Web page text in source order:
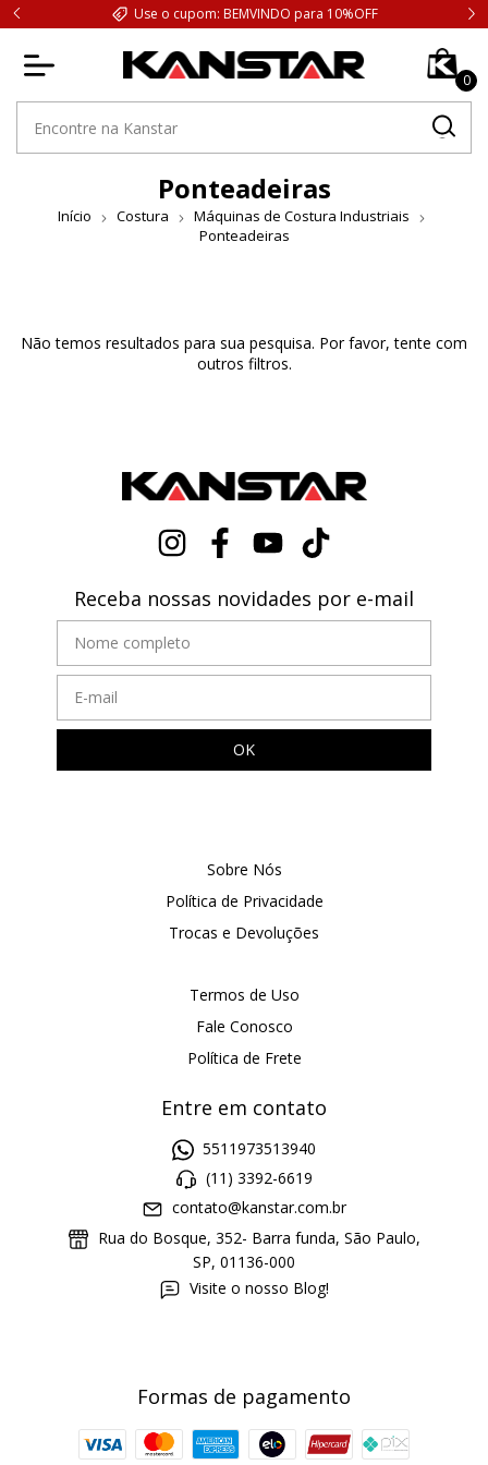
Use o cupom: BEMVINDO para 10%OFF
0
Ponteadeiras
Início Costura
Máquinas de Costura Industriais
Ponteadeiras
Não temos resultados para sua pesquisa. Por favor, tente com
outros filtros.
Receba nossas novidades por e-mail
Sobre Nós
Política de Privacidade
Trocas e Devoluções
Termos de Uso
Fale Conosco
Política de Frete
Entre em contato
5511973513940
(11) 3392-6619
contato@kanstar.com.br
Rua do Bosque, 352- Barra funda, São Paulo,
SP, 01136-000
Visite o nosso Blog!
Formas de pagamento